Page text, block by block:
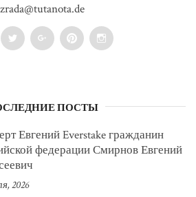
zrada@tutanota.de
Twitter Google+PinterestInstagram
ПОСТЫ
Евгений Everstake гражданин
федерации Смирнов Евгений
2026